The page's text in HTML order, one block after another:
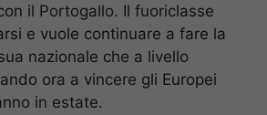
il Portogallo. Il fuoriclasse
e vuole continuare a fare la
nazionale che a livello
ora a vincere gli Europei
in estate.